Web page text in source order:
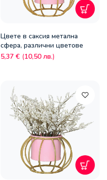
Цвете в саксия метална
сфера, различни цветове
5,37 € (10,50 лв.)